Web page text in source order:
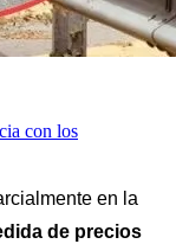
con los
en la
de precios